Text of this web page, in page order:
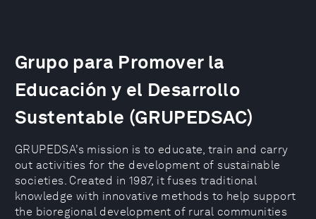
Grupo para Promover la
Educación y el Desarrollo
Sustentable (GRUPEDSAC)
GRUPEDSA’s mission is to educate, train and carry
out activities for the development of sustainable
societies. Created in 1987, it fuses traditional
knowledge with innovative methods to help support
the bioregional development of rural communities